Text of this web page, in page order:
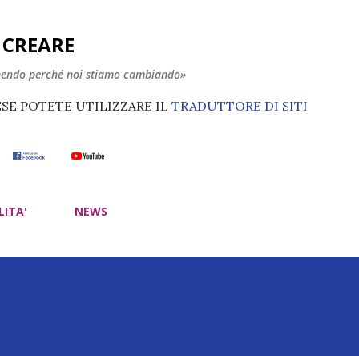
perché noi stiamo cambiando»
POTETE UTILIZZARE IL TRADUTTORE DI SITI
NEWS